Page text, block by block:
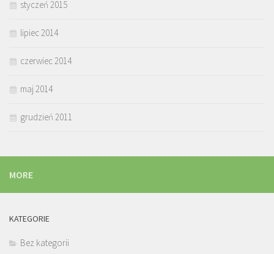
styczeń 2015
lipiec 2014
czerwiec 2014
maj 2014
grudzień 2011
MORE
KATEGORIE
Bez kategorii